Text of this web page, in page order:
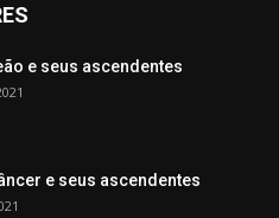
e seus ascendentes
e seus ascendentes